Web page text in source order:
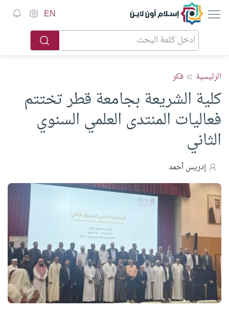
إسلام أون لاين EN
الرئيسية فكر
كلية الشريعة بجامعة قطر تختتم
فعاليات المنتدى العلمي السنوي
الثاني
إدريس أحمد